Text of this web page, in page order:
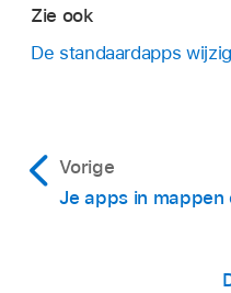
Zie ook
De standaardapps
Vorige
Je apps in mappen